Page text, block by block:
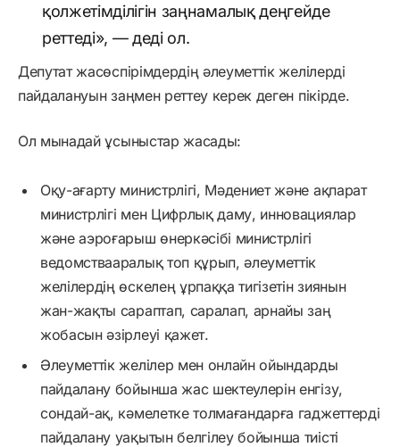
қолжетімділігін заңнамалық деңгейде
реттеді», — деді ол.
Депутат жасөспірімдердің әлеуметтік желілерді
пайдалануын заңмен реттеу керек деген пікірде.
Ол мынадай ұсыныстар жасады:
Оқу-ағарту министрлігі, Мәдениет және ақпарат
министрлігі мен Цифрлық даму, инновациялар
және аэроғарыш өнеркәсібі министрлігі
ведомствааралық топ құрып, әлеуметтік
желілердің өскелең ұрпаққа тигізетін зиянын
жан-жақты сараптап, саралап, арнайы заң
жобасын әзірлеуі қажет.
Әлеуметтік желілер мен онлайн ойындарды
пайдалану бойынша жас шектеулерін енгізу,
сондай-ақ, кәмелетке толмағандарға гаджеттерді
пайдалану уақытын белгілеу бойынша тиісті